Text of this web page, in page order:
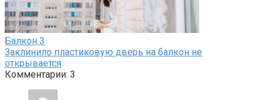
Балкон 3
Заклинило пластиковую дверь на балкон не
открывается
Комментарии: 3